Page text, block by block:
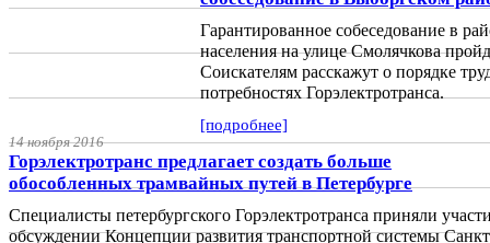
Гарантированное собеседование в
населения на улице Смолячкова
Соискателям расскажут о порядке
потребностях Горэлектротранса.
[подробнее]
14 ноября 2016
Горэлектротранс предлагает создать больше
обособленных трамвайных путей в Петербурге
Специалисты петербургского Горэлектротранса приняли
обсуждении Концепции развития транспортной системы